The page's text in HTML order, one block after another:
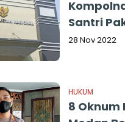
Santri
28 Nov 2022
HUKUM
8 Oknum